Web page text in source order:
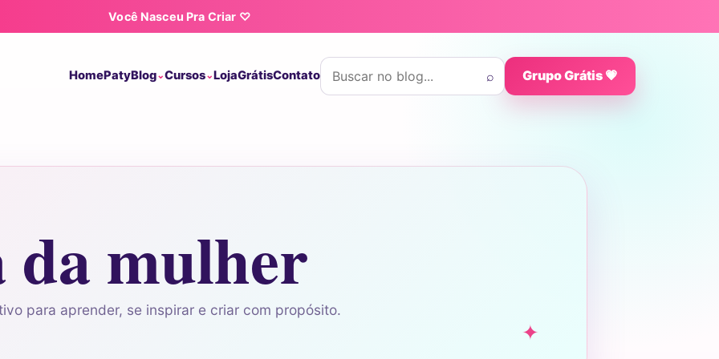
Você Nasceu Pra Criar ♡
HomePatyBlog Cursos LojaGrátisContato
Buscar por:
⌕ Grupo Grátis 💗
da mulher
para aprender, se inspirar e criar com propósito.